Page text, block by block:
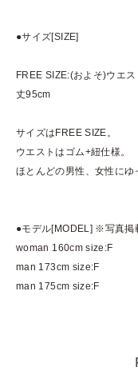
●サイズ[SIZE]
FREE SIZE:(およそ)ウエ
丈95cm
サイズはFREE SIZE。
ウエストはゴム+紐仕様。
ほとんどの男性、女性にゆ
●モデル[MODEL] ※写真掲
woman 160cm size:F
man 173cm size:F
man 175cm size:F